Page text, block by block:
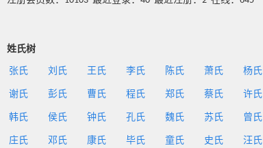
姓氏树
张氏 刘氏 王氏 李氏 陈氏 萧氏 杨氏
谢氏 彭氏 曹氏 程氏 郑氏 蔡氏 许氏
韩氏 侯氏 钟氏 孔氏 魏氏 苏氏 曾氏
庄氏 邓氏 康氏 毕氏 童氏 史氏 汪氏